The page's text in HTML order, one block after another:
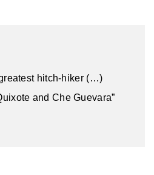
hitch-hiker (…)
and Che Guevara”